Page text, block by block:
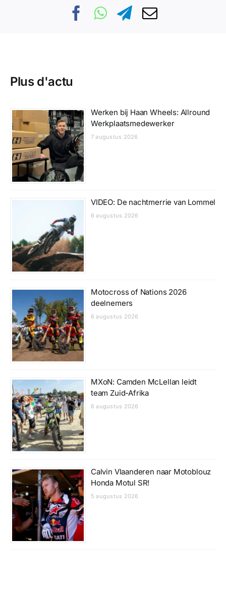
Plus d'actu
Werken bij Haan Wheels: Allround
Werkplaatsmedewerker
7 augustus 2026
VIDEO: De nachtmerrie van Lommel
6 augustus 2026
Motocross of Nations 2026
deelnemers
6 augustus 2026
MXoN: Camden McLellan leidt
team Zuid-Afrika
6 augustus 2026
Calvin Vlaanderen naar Motoblouz
Honda Motul SR!
5 augustus 2026